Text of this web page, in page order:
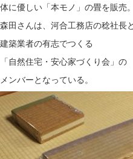
体に優しい「本モノ」の畳を販売。
森田さんは、河合工務店の稔社長
建築業者の有志でつくる
「自然住宅・安心家づくり会」の
メンバーとなっている。